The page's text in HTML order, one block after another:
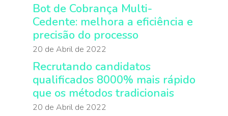
Bot de Cobrança Multi-
Cedente: melhora a eficiência e
precisão do processo
20 de Abril de 2022
Recrutando candidatos
qualificados 8000% mais rápido
que os métodos tradicionais
20 de Abril de 2022